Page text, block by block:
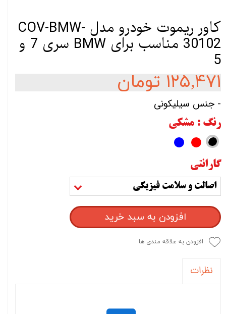
کاور ریموت خودرو مدل COV-BMW-
30102 مناسب برای BMW سری 7 و
5
۱۲۵,۴۷۱ تومان
- جنس سیلیکونی
رنگ: مشکی
گارانتی
اصالت و سلامت فیزیکی
افزودن به سبد خرید
افزودن به علاقه مندی ها
نظرات